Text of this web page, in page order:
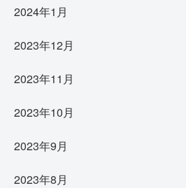
2024年1月
2023年12月
2023年11月
2023年10月
2023年9月
2023年8月